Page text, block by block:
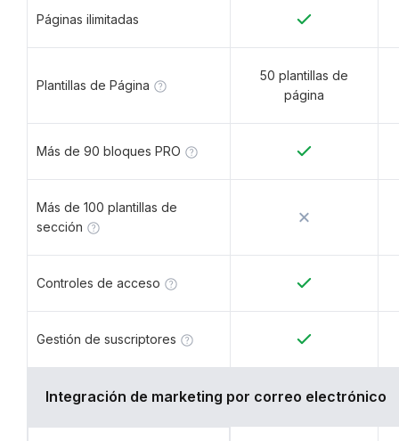
Páginas ilimitadas
Plantillas de Página
50 plantillas de
página
Más de 90 bloques PRO
Más de 100 plantillas de
sección
Controles de acceso
Gestión de suscriptores
Integración de marketing por correo electrónico